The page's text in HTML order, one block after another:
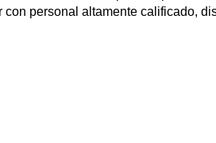
con personal altamente calificado,